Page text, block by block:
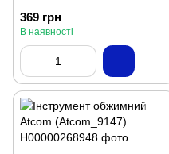
369 грн
В наявності